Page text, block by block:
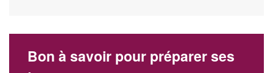
Bon à savoir pour préparer ses